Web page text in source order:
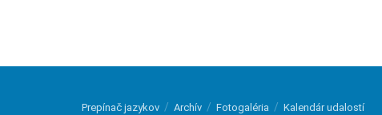
Prepínač jazykov Archív Fotogaléria Kalendár udalostí